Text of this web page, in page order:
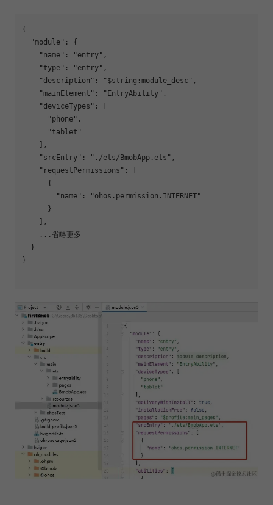
{
  "module": {
    "name": "entry",
    "type": "entry",
    "description": "$string:module_desc",
    "mainElement": "EntryAbility",
    "deviceTypes": [
      "phone",
      "tablet"
    ],
    "srcEntry": "./ets/BmobApp.ets",
    "requestPermissions": [
      {
        "name": "ohos.permission.INTERNET"
      }
    ],
    ...省略更多
  }
}